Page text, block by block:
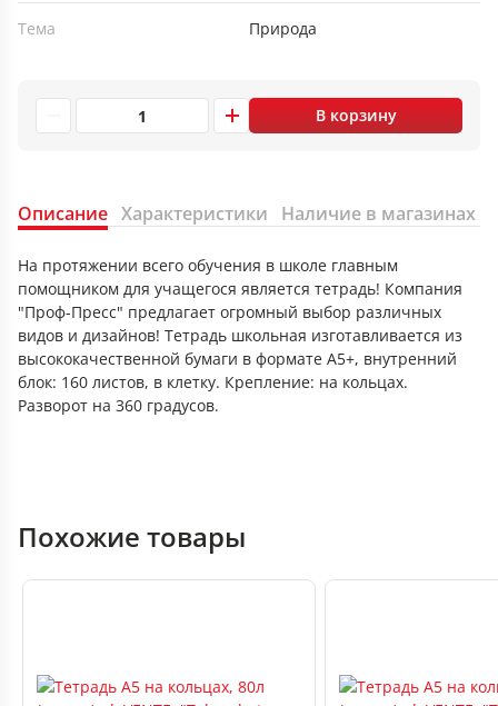
Тема Природа
В корзину
Описание Характеристики Наличие в магазинах
На протяжении всего обучения в школе главным
помощником для учащегося является тетрадь! Компания
"Проф-Пресс" предлагает огромный выбор различных
видов и дизайнов! Тетрадь школьная изготавливается из
высококачественной бумаги в формате А5+, внутренний
блок: 160 листов, в клетку. Крепление: на кольцах.
Разворот на 360 градусов.
Похожие товары